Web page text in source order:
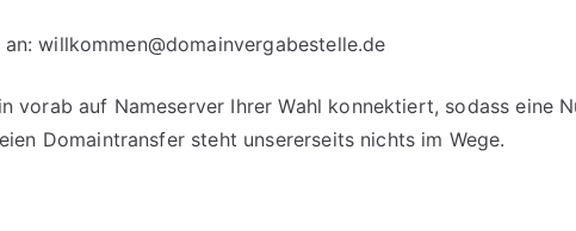
an:willkommen@domainvergabestelle.de
vorab auf Nameserver Ihrer Wahl konnektiert, sodass eine
Domaintransfer steht unsererseits nichts im Wege.